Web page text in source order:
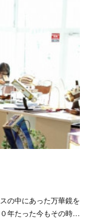
の中にあった万華鏡を
年たった今もその時…